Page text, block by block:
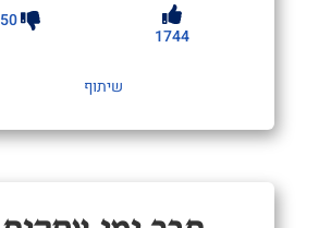
1744
50
שיתוף